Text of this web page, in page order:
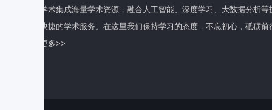
百度学术集成海量学术资源，融合人工智能、深度学习、大数据分析
全面快捷的学术服务。在这里我们保持学习的态度，不忘初心，砥砺前
了解更多>>